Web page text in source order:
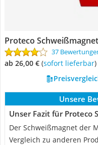
Proteco Schweißmagnet
37
ab 26,00 € ( Sofort lieferbar)
Unsere
Unser Fazit für Proteco
Der Schweißmagnet der
Vergleich zu anderen